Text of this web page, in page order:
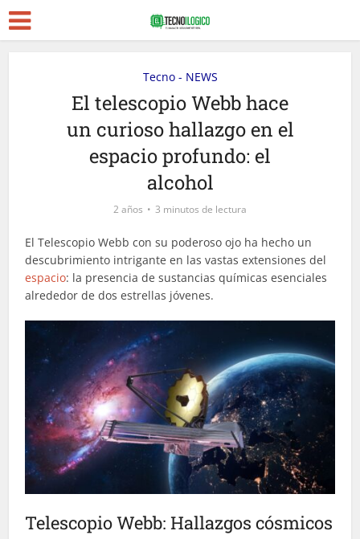
Tecno - NEWS
El telescopio Webb hace
un curioso hallazgo en el
espacio profundo: el
alcohol
2 años 3 minutos de lectura
El Telescopio Webb con su poderoso ojo ha hecho un
descubrimiento intrigante en las vastas extensiones del
espacio: la presencia de sustancias químicas esenciales
alrededor de dos estrellas jóvenes.
Telescopio Webb: Hallazgos cósmicos